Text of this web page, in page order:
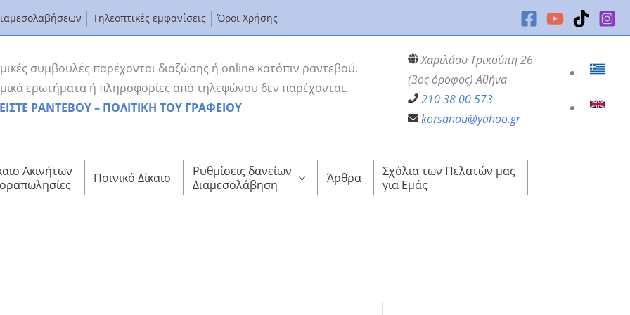
Τηλεοπτικές εμφανίσεις Όροι Χρήσης
συμβουλές παρέχονται διαζώσης ή online κατόπιν ραντεβού.
ερωτήματα ή πληροφορίες από τηλεφώνου δεν παρέχονται.
ΡΑΝΤΕΒΟΥ – ΠΟΛΙΤΙΚΗ ΤΟΥ ΓΡΑΦΕΙΟΥ
Χαριλάου Τρικούπη 26
(3ος όροφος) Αθήνα
210 38 00 573
korsanou@yahoo.gr
Ακινήτων
Ποινικό Δίκαιο
Ρυθμίσεις δανείων
Διαμεσολάβηση
Άρθρα
Σχόλια των Πελατών μας
για Εμάς